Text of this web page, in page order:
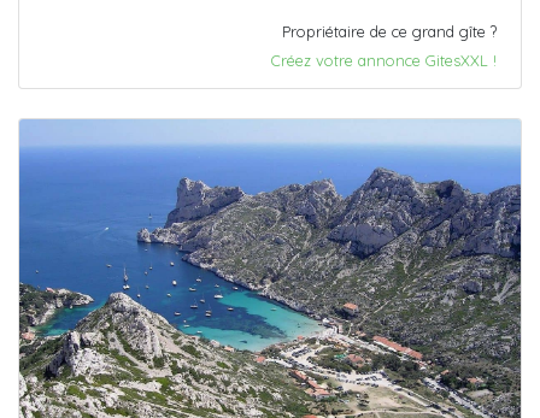
Propriétaire de ce grand gîte ?
Créez votre annonce GitesXXL !